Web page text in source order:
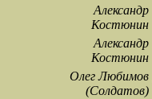
Александр
Костюнин
Александр
Костюнин
Олег Любимов
(Солдатов)